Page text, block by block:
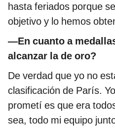
hasta feriados porque
objetivo y lo hemos
—En cuanto a
alcanzar la de oro?
De verdad que yo no
clasificación de París.
prometí es que era
sea, todo mi equipo